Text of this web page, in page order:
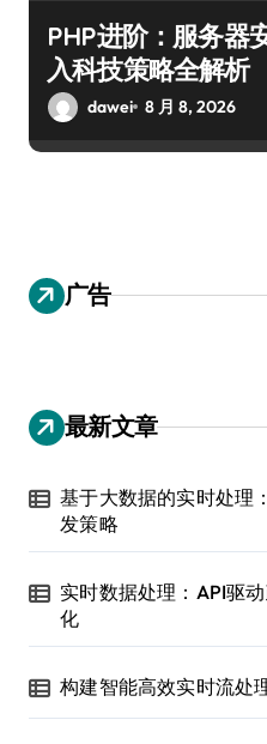
PHP进阶：服务器
入科技策略全解析
dawei 8 月 8, 2026
广告
最新文章
基于大数据的实时处理
发策略
实时数据处理：API驱
化
构建智能高效实时流处